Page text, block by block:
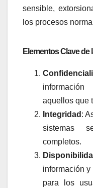
sensible,
los procesos
Elementos Clave de
aquellos que
Integridad :
sistemas
completos.
información
para los